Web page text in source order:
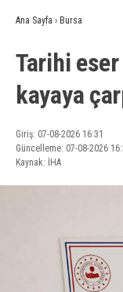
Ana Sayfa › Bursa
Tarihi
kayaya
Giriş: 07-08-2026 16:31
Güncelleme: 07-08-2026
Kaynak: İHA